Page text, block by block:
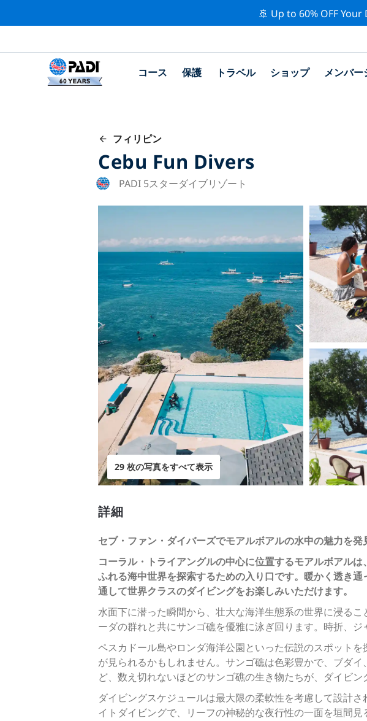
🚢 Up to 60% OFF
コース 保護 トラベル ショップ メンバー
フィリピン
Cebu Fun Divers
PADI 5スターダイブリゾート
29 枚の写真をすべて表示
詳細
セブ・ファン・ダイバーズでモアルボアルの水中の魅力を発
コーラル・トライアングルの中心に位置するモアルボアル
ふれる海中世界を探索するための入り口です。暖かく透き
通して世界クラスのダイビングをお楽しみいただけます。
水面下に潜った瞬間から、壮大な海洋生態系の世界に浸る
ーダの群れと共にサンゴ礁を優雅に泳ぎ回ります。時折、
ペスカドール島やロンダ海洋公園といった伝説のスポット
が見られるかもしれません。サンゴ礁は色彩豊かで、ブダ
ど、数え切れないほどのサンゴ礁の生き物たちが、ダイビ
ダイビングスケジュールは最大限の柔軟性を考慮して設計
イトダイビングで、リーフの神秘的な夜行性の一面を垣間